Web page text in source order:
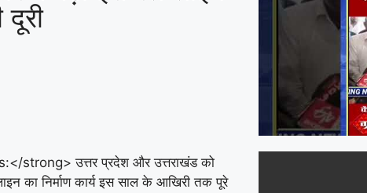
दूरी
उत्तर प्रदेश और उत्तराखंड को
का निर्माण कार्य इस साल के आखिरी तक पूरे